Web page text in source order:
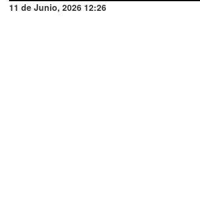
11 de Junio, 2026 12:26